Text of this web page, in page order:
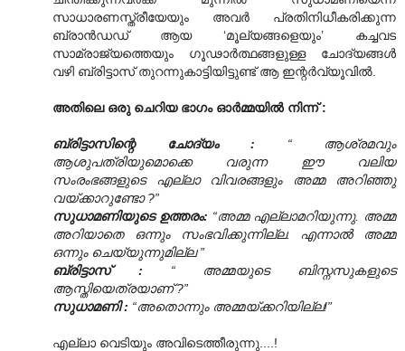
സാധാരണസ്ത്രീയേയും അവര്‍ പ്രതിനിധീ‍കരിക്കുന്ന
ബ്രാന്‍ഡഡ് ആയ ‘മൂല്യങ്ങളെയും’ കച്ചവട
സാമ്രാജ്യത്തെയും ഗൂഢാര്‍ത്ഥങ്ങളുള്ള ചോദ്യങ്ങള്‍
വഴി ബ്രിട്ടാസ് തുറന്നുകാട്ടിയിട്ടുണ്ട് ആ ഇന്റര്‍വ്യൂവില്‍.
അതിലെ ഒരു ചെറിയ ഭാഗം ഓര്‍മ്മയില്‍ നിന്ന് :
ബ്രിട്ടാസിന്റെ ചോദ്യം : “ ആശ്രമവും
ആശുപത്രിയുമൊക്കെ വരുന്ന ഈ വലിയ
സംരംഭങ്ങളുടെ എല്ലാ വിവരങ്ങളും അമ്മ അറിഞ്ഞു
വയ്ക്കാറുണ്ടോ ?”
സുധാമണിയുടെ ഉത്തരം: “അമ്മ എല്ലാമറിയുന്നു. അമ്മ
അറിയാതെ ഒന്നും സംഭവിക്കുന്നില്ല. എന്നാല്‍ അമ്മ
ഒന്നും ചെയ്യുന്നുമില്ല ”
ബ്രിട്ടാസ് : “ അമ്മയുടെ ബിസ്നസുകളുടെ
ആസ്തിയെത്രയാണ് ?”
സുധാമണി : “അതൊന്നും അമ്മയ്ക്കറിയില്ല!”
എല്ലാ വെടിയും അവിടെത്തീരുന്നു....!